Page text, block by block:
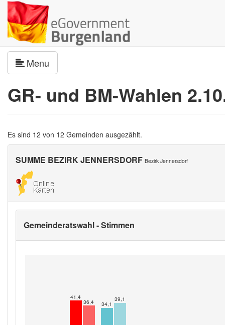
Menu
GR- und BM-Wahlen
Es sind 12 von 12 Gemeinden ausgezählt.
SUMME BEZIRK JENNERSDORF Bezirk Jennersdorf
Gemeinderatswahl - Stimmen
41,4
36,4 34,1
39,1